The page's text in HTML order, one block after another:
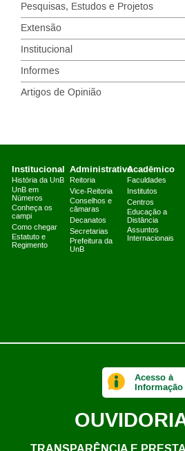
Pesquisas, Estudos e Projetos
Extensão
Institucional
Informes
Artigos de Opinião
Institucional
História da UnB
UnB em
Números
Conheça os
campi
Como chegar
Estatuto e
Regimento
Administrativo
Reitoria
Vice-Reitoria
Conselhos e
câmaras
Decanatos
Secretarias
Prefeitura da
UnB
Acadêmico
Faculdades
Institutos
Centros
Educação a
Distância
Assuntos
Internacionais
Acesso à
Informação